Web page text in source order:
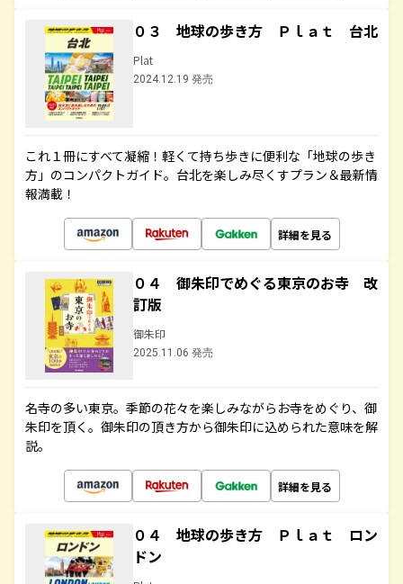
０３ 地球の歩き方 Ｐｌａｔ 台北
Plat
2024.12.19 発売
これ１冊にすべて凝縮！軽くて持ち歩きに便利な「地球の歩き
方」のコンパクトガイド。台北を楽しみ尽くすプラン＆最新情
報満載！
詳細を見る
０４ 御朱印でめぐる東京のお寺 改
訂版
御朱印
2025.11.06 発売
名寺の多い東京。季節の花々を楽しみながらお寺をめぐり、御
朱印を頂く。御朱印の頂き方から御朱印に込められた意味を解
説。
詳細を見る
０４ 地球の歩き方 Ｐｌａｔ ロン
ドン